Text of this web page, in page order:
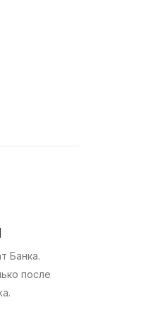
Банка.
после